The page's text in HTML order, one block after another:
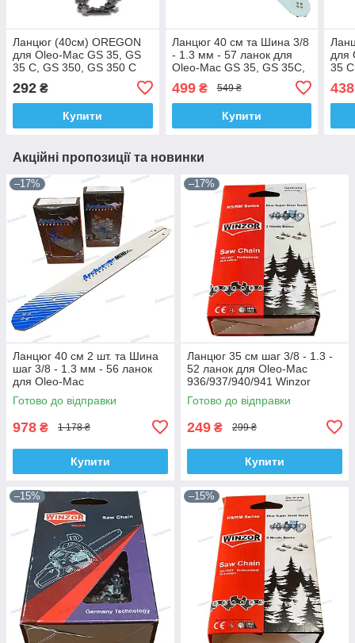
Ланцюг (40см) OREGON
для Oleo-Mac GS 35, GS
35 C, GS 350, GS 350 C
(3/8, 57 ланок, 1.3, супер
зуб)
292 ₴
Купити
Ланцюг 40 см та Шина 3/8
- 1.3 мм - 57 ланок для
Oleo-Mac GS 35, GS 35C,
936, 940, 940C, 937, 941,
941С Treszer
499₴ 549 ₴
Купити
для
35
зуб)
438
Акційні пропозиції та новинки
–17%
Ланцюг 40 см 2 шт. та Шина
шаг 3/8 - 1.3 мм - 56 ланок
для Oleo-Mac
936/940/937/941 Archer
Готово до відправки
978 ₴ 1 178 ₴
Купити
–17%
Ланцюг 35 см шаг 3/8 - 1.3 -
52 ланок для Oleo-Mac
936/937/940/941 Winzor
Готово до відправки
249 ₴ 299 ₴
Купити
–15% –15%